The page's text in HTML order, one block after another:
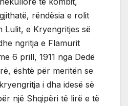
rëndësia e rolit
Lulit, e Kryengritjes së
ngritja e Flamurit
6 prill, 1911 nga Dedë
është për meritën se
i dha idesë së
një Shqipëri të lirë e të